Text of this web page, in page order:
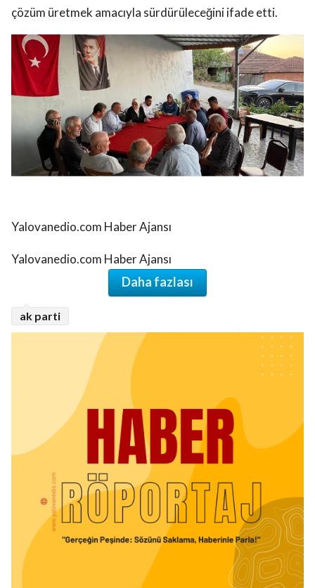
çözüm üretmek amacıyla sürdürüleceğini ifade etti.
Yalovanedio.com Haber Ajansı
Yalovanedio.com Haber Ajansı
Daha fazlası
ak parti